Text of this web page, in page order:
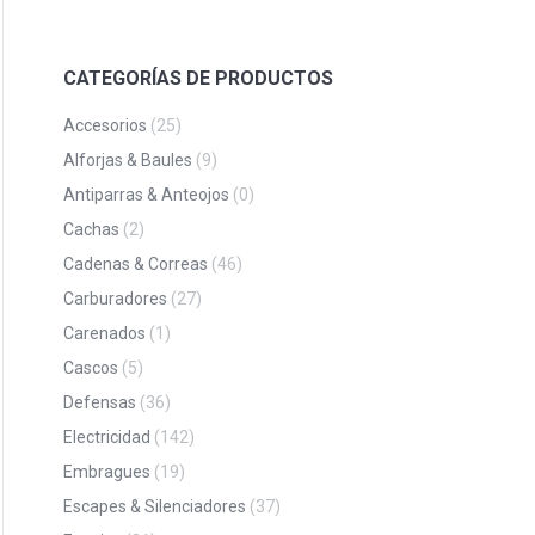
CATEGORÍAS DE PRODUCTOS
Accesorios (25)
Alforjas & Baules (9)
Antiparras & Anteojos (0)
Cachas (2)
Cadenas & Correas (46)
Carburadores (27)
Carenados (1)
Cascos (5)
Defensas (36)
Electricidad (142)
Embragues (19)
Escapes & Silenciadores (37)